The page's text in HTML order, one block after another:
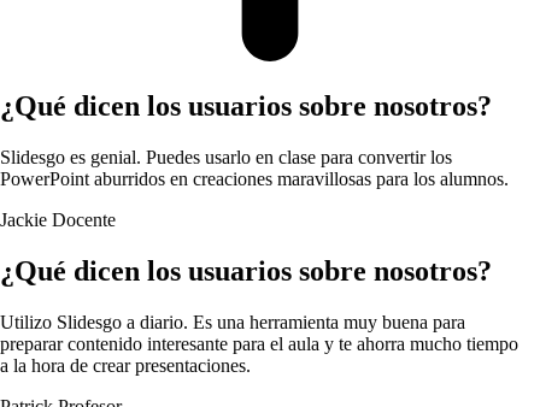
¿Qué dicen los usuarios sobre nosotros?
Slidesgo es genial. Puedes usarlo en clase para convertir los
PowerPoint aburridos en creaciones maravillosas para los alumnos.
Jackie Docente
¿Qué dicen los usuarios sobre nosotros?
Utilizo Slidesgo a diario. Es una herramienta muy buena para
preparar contenido interesante para el aula y te ahorra mucho tiempo
a la hora de crear presentaciones.